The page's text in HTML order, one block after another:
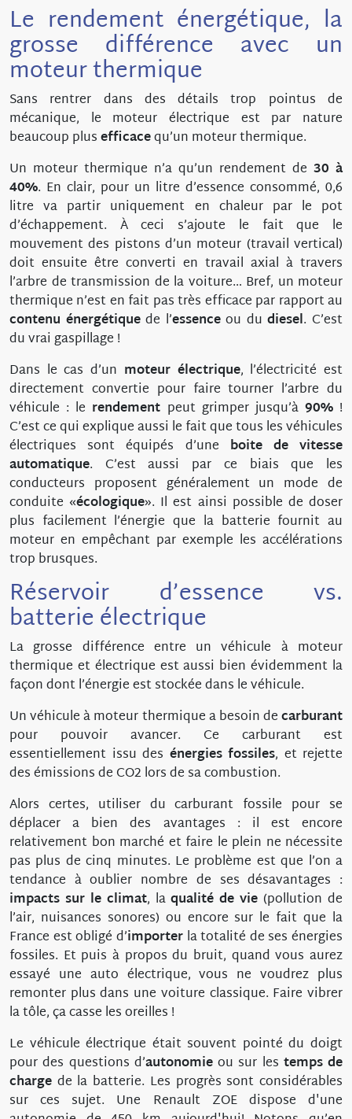
Le rendement énergétique, la
grosse différence avec un
moteur thermique
Sans rentrer dans des détails trop pointus de
mécanique, le moteur électrique est par nature
beaucoup plusefficacequ’un moteur thermique.
Un moteur thermique n’a qu’un rendement de 30 à
40%. En clair, pour un litre d’essence consommé, 0,6
litre va partir uniquement en chaleur par le pot
d’échappement. À ceci s’ajoute le fait que le
mouvement des pistons d’un moteur (travail vertical)
doit ensuite être converti en travail axial à travers
l’arbre de transmission de la voiture… Bref, un moteur
thermique n’est en fait pas très efficace par rapport au
contenu énergétiquede l’essenceou dudiesel. C’est
du vrai gaspillage !
Dans le cas d’un moteur électrique, l’électricité est
directement convertie pour faire tourner l’arbre du
véhicule : le rendement peut grimper jusqu’à 90%!
C’est ce qui explique aussi le fait que tous les véhicules
électriques sont équipés d’une boite de vitesse
automatique. C’est aussi par ce biais que les
conducteurs proposent généralement un mode de
conduite écologique . Il est ainsi possible de doser
plus facilement l’énergie que la batterie fournit au
moteur en empêchant par exemple les accélérations
trop brusques.
Réservoir d’essence vs.
batterie électrique
La grosse différence entre un véhicule à moteur
thermique et électrique est aussi bien évidemment la
façon dont l’énergie est stockée dans le véhicule.
Un véhicule à moteur thermique a besoin decarburant
pour pouvoir avancer. Ce carburant est
essentiellement issu des énergies fossiles, et rejette
des émissions de CO2 lors de sa combustion.
Alors certes, utiliser du carburant fossile pour se
déplacer a bien des avantages : il est encore
relativement bon marché et faire le plein ne nécessite
pas plus de cinq minutes. Le problème est que l’on a
tendance à oublier nombre de ses désavantages :
impacts sur le climat, laqualité de vie (pollution de
l’air, nuisances sonores) ou encore sur le fait que la
France est obligé d’importerla totalité de ses énergies
fossiles. Et puis à propos du bruit, quand vous aurez
essayé une auto électrique, vous ne voudrez plus
remonter plus dans une voiture classique. Faire vibrer
la tôle, ça casse les oreilles !
Le véhicule électrique était souvent pointé du doigt
pour des questions d’autonomieou sur les temps de
charge de la batterie. Les progrès sont considérables
sur ces sujet. Une Renault ZOE dispose d'une